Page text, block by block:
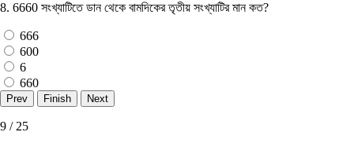
8. 6660 সংখ্যাটিতে ডান থেকে বামদিকের তৃতীয় সংখ্যাটির মান কত?
666
600
6
660
9 / 25